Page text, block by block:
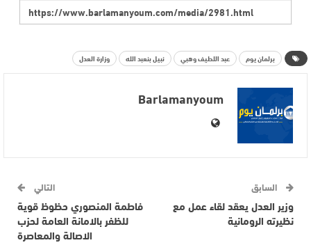
برلمان يوم عبد اللطيف وهبي نبيل بنعبد الله وزارة العدل
Barlamanyoum
السابق
وزير العدل يعقد لقاء عمل مع
نظيرته الرومانية
التالي
فاطمة المنصوري حظوظ قوية
للظفر بالامانة العامة لحزب
الاصالة والمعاصرة